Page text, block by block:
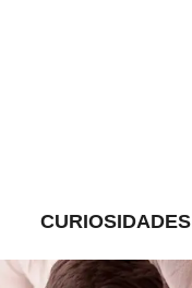
CURIOSIDADES